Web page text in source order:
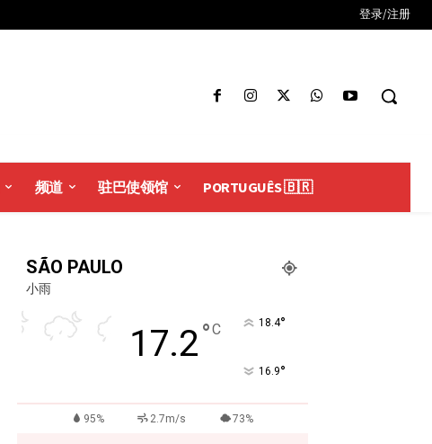
登录/注册
频道 驻巴使领馆 PORTUGUÊS 🇧🇷
SÃO PAULO
小雨
17.2°C 18.4°
16.9°
95% 2.7m/s 73%